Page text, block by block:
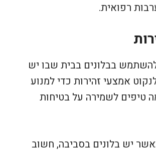
רפואית.
בבלונים בבית שבו יש
אמצעי זהירות כדי למנוע
טיפים לשמירה על בטיחות
יש בלונים בסביבה, חשוב